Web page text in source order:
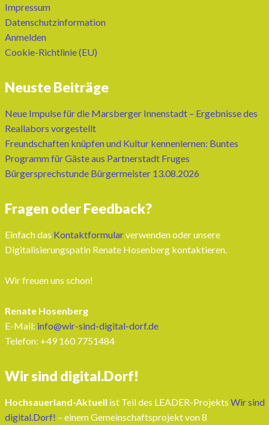
Impressum
Datenschutzinformation
Anmelden
Cookie-Richtlinie (EU)
Neuste Beiträge
Neue Impulse für die Marsberger Innenstadt – Ergebnisse des
Reallabors vorgestellt
Freundschaften knüpfen und Kultur kennenlernen: Buntes
Programm für Gäste aus Partnerstadt Fruges
Bürgersprechstunde Bürgermeister 13.08.2026
Fragen oder Feedback?
Einfach das Kontaktformularverwenden oder unsere
Digitalisierungspatin Renate Hosenberg kontaktieren.
Wir freuen uns schon!
Renate Hosenberg
E-Mail: info@wir-sind-digital-dorf.de
Telefon: ‭+49 160 7751484‬
Wir sind digital.Dorf!
Hochsauerland-Aktuell ist Teil des LEADER-Projekts Wir sind
digital.Dorf! – einem Gemeinschaftsprojekt von 8